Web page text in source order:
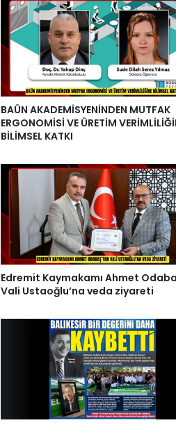
BAÜN AKADEMİSYENİNDEN MUTFAK
ERGONOMİSİ VE ÜRETİM
BİLİMSEL KATKI
Edremit Kaymakamı Ahmet
Vali Ustaoğlu’na veda ziyareti